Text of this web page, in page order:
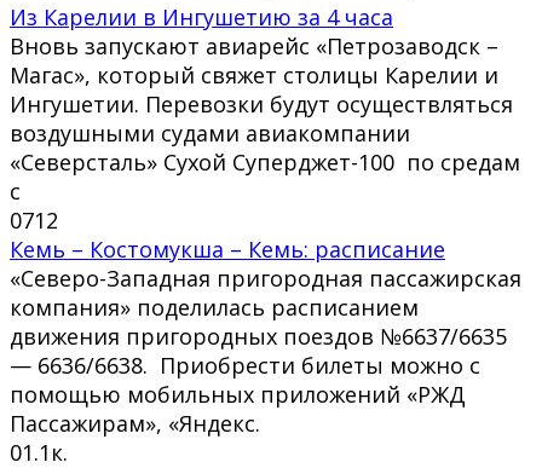
Из Карелии в Ингушетию за 4 часа
Вновь запускают авиарейс «Петрозаводск –
Магас», который свяжет столицы Карелии и
Ингушетии. Перевозки будут осуществляться
воздушными судами авиакомпании
«Северсталь» Сухой Суперджет-100 по средам
с
0712
Кемь – Костомукша – Кемь: расписание
«Северо-Западная пригородная пассажирская
компания» поделилась расписанием
движения пригородных поездов №6637/6635
— 6636/6638. Приобрести билеты можно с
помощью мобильных приложений «РЖД
Пассажирам», «Яндекс.
01.1к.